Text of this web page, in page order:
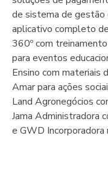
de sistema de gestão
aplicativo completo
360º com
para eventos
Ensino com materiais
Amar para ações
Land Agronegócios
Jama Administradora
e GWD Incorporadora